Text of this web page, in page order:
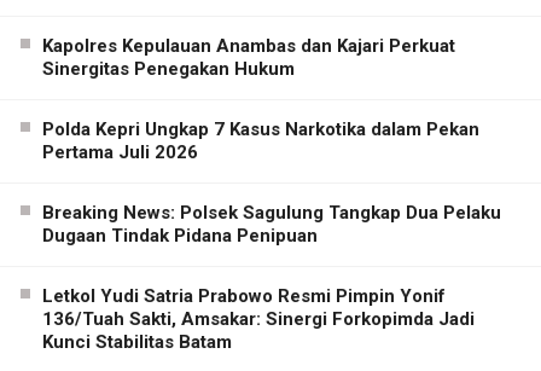
Kapolres Kepulauan Anambas dan Kajari Perkuat
Sinergitas Penegakan Hukum
Polda Kepri Ungkap 7 Kasus Narkotika dalam Pekan
Pertama Juli 2026
Breaking News: Polsek Sagulung Tangkap Dua Pelaku
Dugaan Tindak Pidana Penipuan
Letkol Yudi Satria Prabowo Resmi Pimpin Yonif
136/Tuah Sakti, Amsakar: Sinergi Forkopimda Jadi
Kunci Stabilitas Batam